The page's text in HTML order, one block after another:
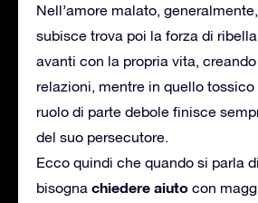
Nell’amore malato,
subisce trova poi la forza di
avanti con la propria vita,
relazioni, mentre in quello
ruolo di parte debole finisce
del suo persecutore.
Ecco quindi che quando si parla
bisogna chiedere aiuto con